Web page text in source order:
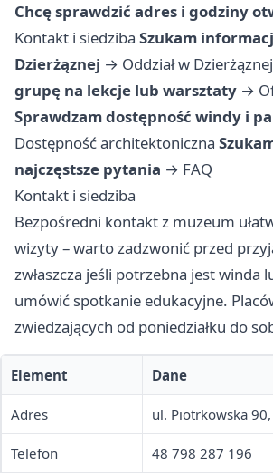
Chcę sprawdzić adres i godziny
Kontakt i siedziba Szukam
Dzierżąznej → Oddział w Dzierżąznej
grupę na lekcje lub warsztaty →
Sprawdzam dostępność windy i
Dostępność architektoniczna
najczęstsze pytania → FAQ
Kontakt i siedziba
Bezpośredni kontakt z muzeum
wizyty – warto zadzwonić przed
zwłaszcza jeśli potrzebna jest winda
umówić spotkanie edukacyjne.
zwiedzających od poniedziałku do
Element Dane
Adres ul. Piotrkowska
Telefon 48 798 287 196